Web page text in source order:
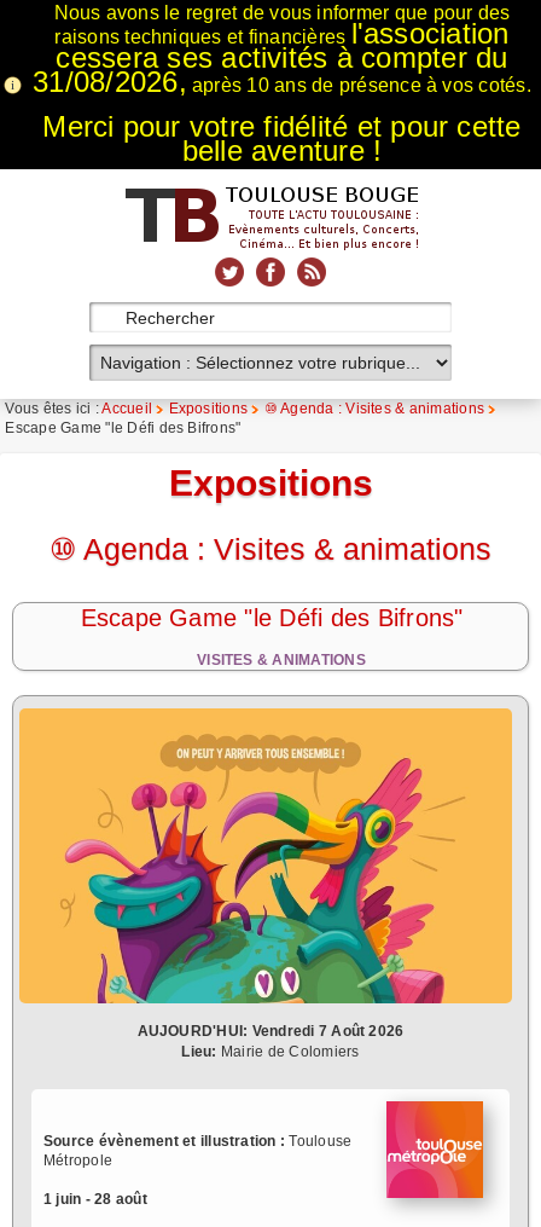
Nous avons le regret de vous informer que pour des
raisons techniques et financières l'association
cessera ses activités à compter du
31/08/2026, après 10 ans de présence à vos cotés.
Merci pour votre fidélité et pour cette
belle aventure !
Vous êtes ici :Accueil Expositions
⑩ Agenda : Visites & animations
Escape Game "le Défi des Bifrons"
Expositions
⑩ Agenda : Visites & animations
Escape Game "le Défi des Bifrons"
VISITES & ANIMATIONS
AUJOURD'HUI: Vendredi 7 Août 2026
Lieu: Mairie de Colomiers
Source évènement et illustration : Toulouse
Métropole
1 juin - 28 août